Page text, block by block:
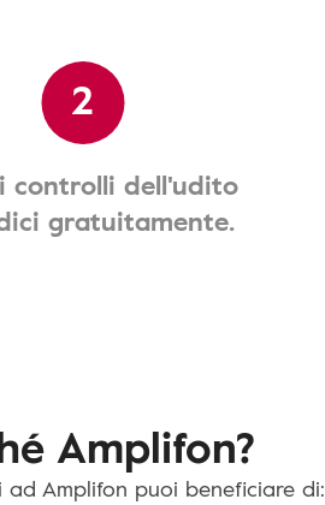
2
controlli dell'udito
gratuitamente.
Amplifon?
Amplifon puoi beneficiare di: